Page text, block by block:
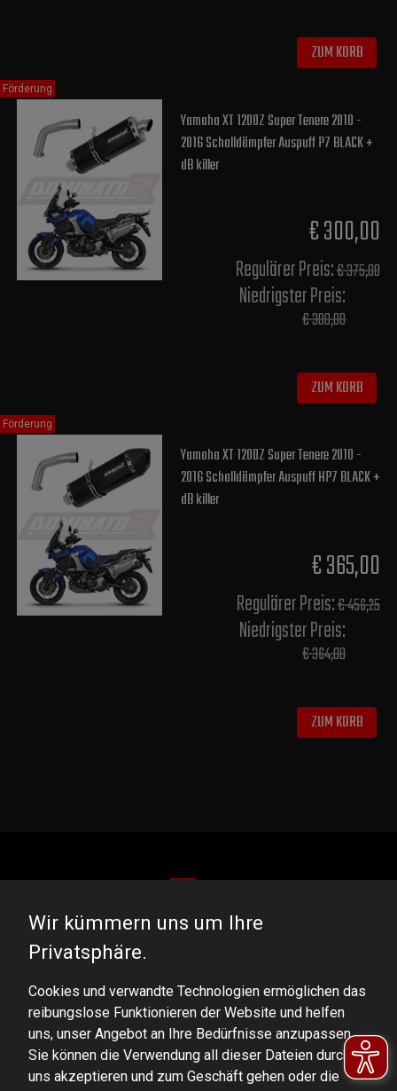
ZUM KORB
Yamaha XT 1200Z Super Tenere 2010 -
2016 Schalldämpfer Auspuff P7 BLACK +
dB killer
€ 300,00
Regulärer Preis:€ 375,00
Niedrigster Preis:
€ 300,00
ZUM KORB
Förderung
Yamaha XT 1200Z Super Tenere 2010 -
2016 Schalldämpfer Auspuff HP7 BLACK +
dB killer
€ 365,00
Regulärer Preis:€ 456,25
Niedrigster Preis:
€ 364,00
ZUM KORB
Förderung
DOMINATOR GROUP Sp. z o.o.
VAT ID No.: 6521751083
dominator@dominator.pl
Wir kümmern uns um Ihre
Privatsphäre.
Cookies und verwandte Technologien ermöglichen das
reibungslose Funktionieren der Website und helfen
uns, unser Angebot an Ihre Bedürfnisse anzupassen.
Sie können die Verwendung all dieser Dateien durch
uns akzeptieren und zum Geschäft gehen oder die